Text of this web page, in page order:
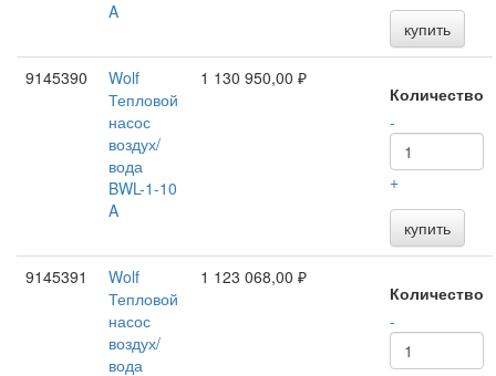
A
купить
9145390
Wolf
Тепловой
насос
воздух/
вода
BWL-1-10
A
1 130 950,00 ₽
Количество
-
+
купить
9145391
Wolf
Тепловой
насос
воздух/
вода
1 123 068,00 ₽
Количество
-